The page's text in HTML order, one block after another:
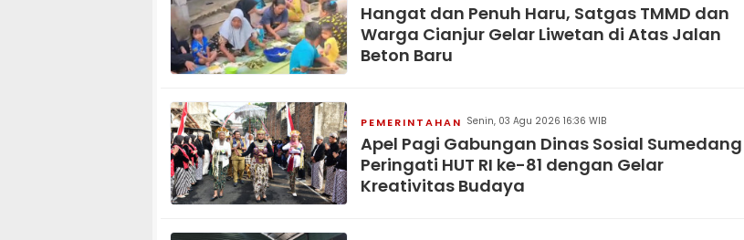
Hangat dan Penuh Haru, Satgas TMMD dan
Warga Cianjur Gelar Liwetan di Atas Jalan
Beton Baru
PEMERINTAHAN Senin, 03 Agu 2026 16:36 WIB
Apel Pagi Gabungan Dinas Sosial Sumedang
Peringati HUT RI ke-81 dengan Gelar
Kreativitas Budaya